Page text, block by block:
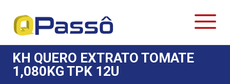
KH QUERO EXTRATO TOMATE
1,080KG TPK 12U